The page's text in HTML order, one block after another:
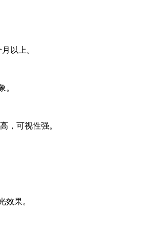
以上。
。
，可视性强。
效果。